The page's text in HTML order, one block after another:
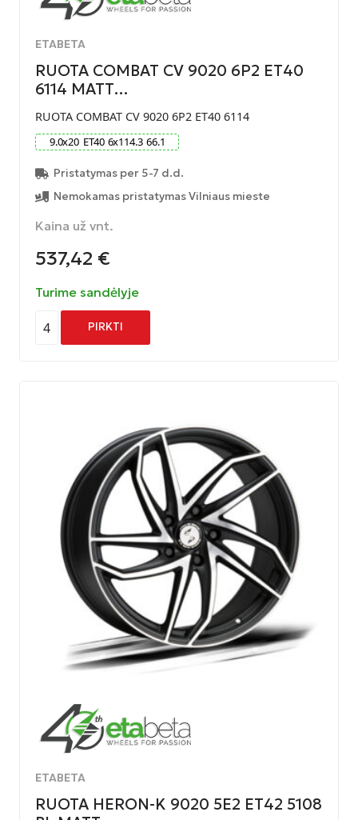
ETABETA
RUOTA COMBAT CV 9020 6P2 ET40
6114 MATT…
RUOTA COMBAT CV 9020 6P2 ET40 6114
9.0x20 ET40 6x114.3 66.1
Pristatymas per 5-7 d.d.
Nemokamas pristatymas Vilniaus mieste
Kaina už vnt.
537,42 €
Turime sandėlyje
4 PIRKTI
ETABETA
RUOTA HERON-K 9020 5E2 ET42 5108